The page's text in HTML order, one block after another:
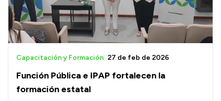
Función Pública e IPAP fortalecen la
formación estatal
Capacitación y Formación 27 de feb de 2026